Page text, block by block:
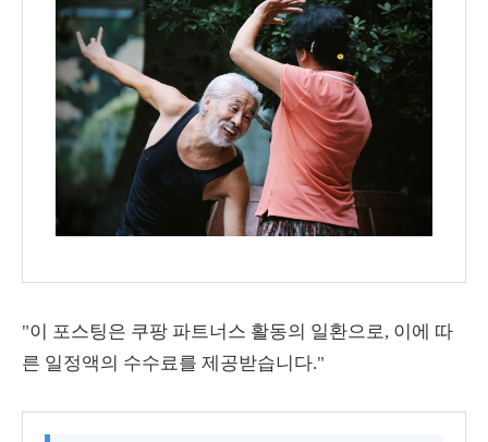
"이 포스팅은 쿠팡 파트너스 활동의 일환으로, 이에 따
른 일정액의 수수료를 제공받습니다."